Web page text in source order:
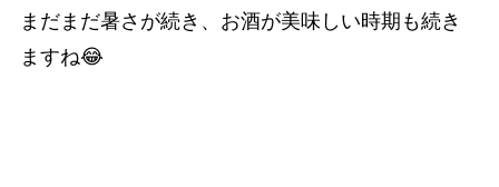
まだまだ暑さが続き、お酒が美味しい時期も続き
ますね😂